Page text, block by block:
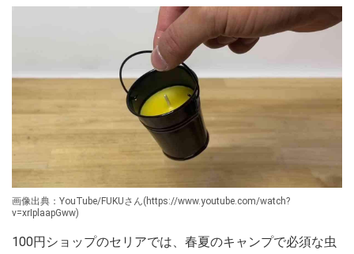
画像出典：YouTube/FUKUさん(https://www.youtube.com/watch?
v=xrIplaapGww)
100円ショップのセリアでは、春夏のキャンプで必須な虫